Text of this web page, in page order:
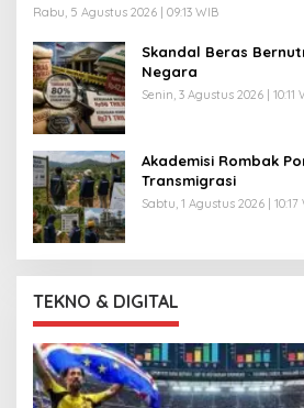
Rabu, 5 Agustus 2026 | 09:13 WIB
Skandal Beras
Negara
Senin, 3 Agustus 2026 | 10:11
Akademisi Rombak
Transmigrasi
Sabtu, 1 Agustus 2026 | 10:17
TEKNO & DIGITAL